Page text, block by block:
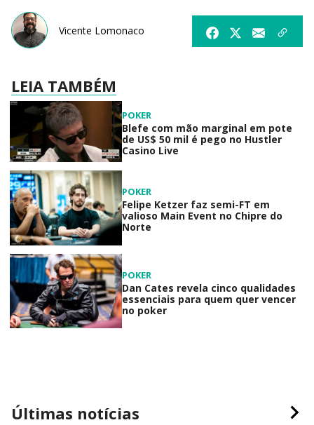
Vicente Lomonaco
LEIA TAMBÉM
POKER
Blefe com mão marginal em pote
de US$ 50 mil é pego no Hustler
Casino Live
POKER
Felipe Ketzer faz semi-FT em
valioso Main Event no Chipre do
Norte
POKER
Dan Cates revela cinco qualidades
essenciais para quem quer vencer
no poker
Últimas notícias